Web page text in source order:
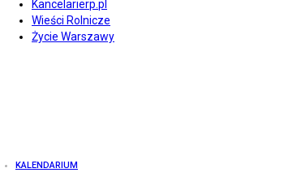
Kancelarierp.pl
Wieści Rolnicze
Życie Warszawy
KALENDARIUM